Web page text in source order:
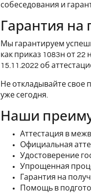
собеседования и
Гарантия на
Мы гарантируем
как приказ 1083н от
15.11.2022 об
Не откладывайте свое
уже сегодня.
Наши
Аттестация в
Официальная
Удостоверение
Упрощенная
Гарантия на
Помощь в